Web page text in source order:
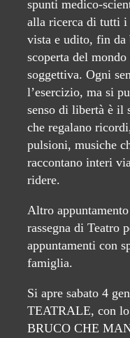
spunti medico-
alla ricerca di tutti i
vista e udito, fin da
scoperta del
soggettiva. Ogni
l’esercizio, ma si
senso di libertà è il
che regalano
pulsioni, musiche
raccontano interi
ridere.
Altro
rassegna di Teatro
appuntamenti con
famiglia.
Si apre sabato 4
TEATRALE, con
BRUCO CHE